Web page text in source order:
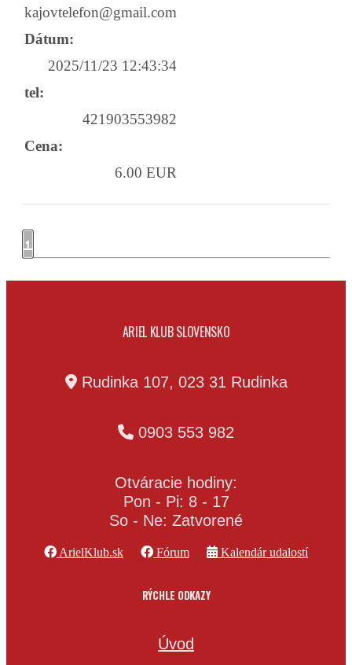
kajovtelefon@gmail.com
Dátum:
2025/11/23 12:43:34
tel:
421903553982
Cena:
6.00 EUR
1
ARIEL KLUB SLOVENSKO
Rudinka 107, 023 31 Rudinka
0903 553 982
Otváracie hodiny:
Pon - Pi: 8 - 17
So - Ne: Zatvorené
ArielKlub.sk Fórum Kalendár udalostí
RÝCHLE ODKAZY
Úvod